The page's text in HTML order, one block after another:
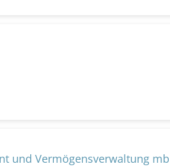
und Vermögensverwaltung